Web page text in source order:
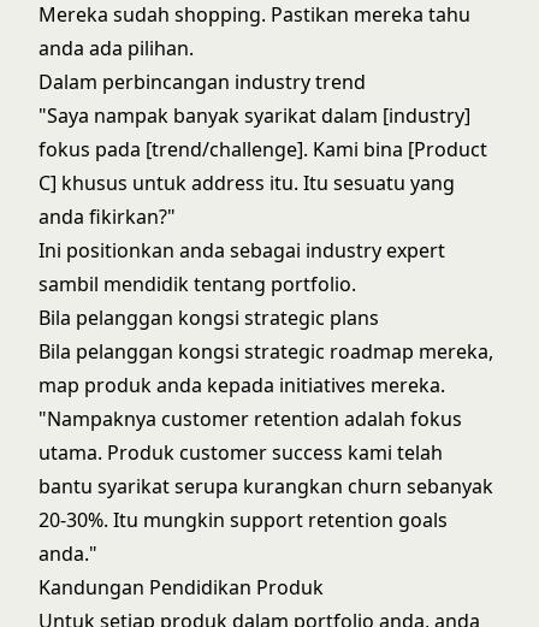
Mereka sudah shopping. Pastikan mereka tahu
anda ada pilihan.
Dalam perbincangan industry trend
"Saya nampak banyak syarikat dalam [industry]
fokus pada [trend/challenge]. Kami bina [Product
C] khusus untuk address itu. Itu sesuatu yang
anda fikirkan?"
Ini positionkan anda sebagai industry expert
sambil mendidik tentang portfolio.
Bila pelanggan kongsi strategic plans
Bila pelanggan kongsi strategic roadmap mereka,
map produk anda kepada initiatives mereka.
"Nampaknya customer retention adalah fokus
utama. Produk customer success kami telah
bantu syarikat serupa kurangkan churn sebanyak
20-30%. Itu mungkin support retention goals
anda."
Kandungan Pendidikan Produk
Untuk setiap produk dalam portfolio anda, anda